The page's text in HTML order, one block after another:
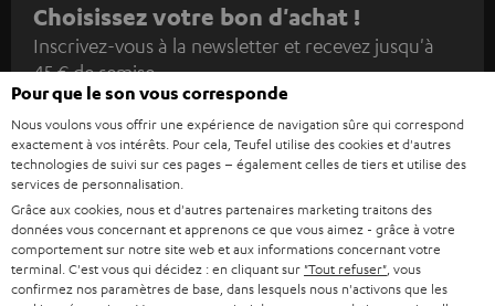
I
n
s
c
r
i
v
e
z
Choisissez votre bon d'achat !
Inscrivez-vous à la newsletter et recevez jusqu'à
45 € de remise.
EMAIL
WIDGET
Pour que le son vous corresponde
Nous voulons vous offrir une expérience de navigation sûre qui correspond
exactement à vos intérêts. Pour cela, Teufel utilise des cookies et d'autres
technologies de suivi sur ces pages – également celles de tiers et utilise des
services de personnalisation.
Grâce aux cookies, nous et d'autres partenaires marketing traitons des
données vous concernant et apprenons ce que vous aimez - grâce à votre
comportement sur notre site web et aux informations concernant votre
terminal. C'est vous qui décidez : en cliquant sur "Tout refuser" , vous
confirmez nos paramètres de base, dans lesquels nous n'activons que les